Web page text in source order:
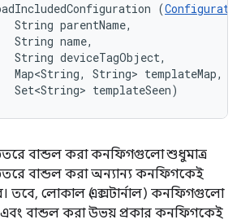
(
String parentName,
String name,
String deviceTagObject,
Map<String, String> templateMap,
Set<String> templateSeen)
বান্ডল করা কনফিগগুলো শুধুমাত্র
বান্ডল করা অন্যান্য কনফিগকেই
তবে, লোকাল (এক্সটার্নাল) কনফিগগুলো
এবং বান্ডল করা উভয় প্রকার কনফিগকেই